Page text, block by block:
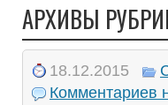
АРХИВЫ
18.12.2015
Комментариев